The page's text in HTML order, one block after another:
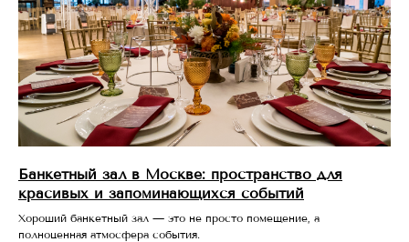
Банкетный зал в Москве: пространство для
красивых и запоминающихся событий
Хороший банкетный зал — это не просто помещение, а
полноценная атмосфера события.